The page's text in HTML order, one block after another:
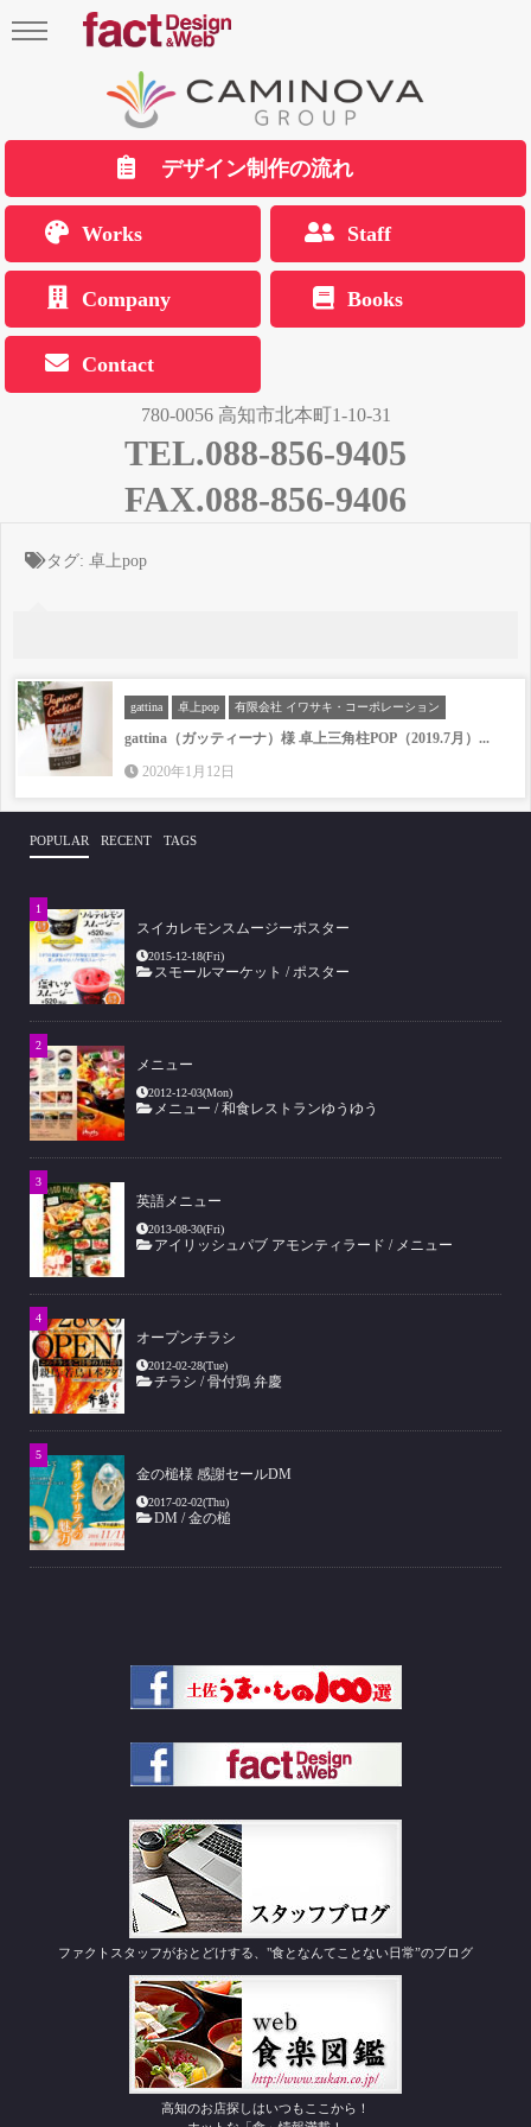
デザイン制作の流れ
Works Staff
Company Books
Contact
780-0056 高知市北本町1-10-31
TEL.088-856-9405
FAX.088-856-9406
タグ: 卓上pop
gattina 卓上pop 有限会社 イワサキ・コーポレーション
gattina（ガッティーナ）様 卓上三角柱POP（2019.7月）...
2020年1月12日
POPULAR RECENT TAGS
スイカレモンスムージーポスター
2015-12-18(Fri)
スモールマーケット /ポスター
メニュー
2012-12-03(Mon)
メニュー /和食レストランゆうゆう
英語メニュー
2013-08-30(Fri)
アイリッシュパブ アモンティラード / メニュー
オープンチラシ
2012-02-28(Tue)
チラシ /骨付鶏 弁慶
金の槌様 感謝セールDM
2017-02-02(Thu)
DM /金の槌
ファクトスタッフがおとどけする、"食となんてことない日常”のブログ
高知のお店探しはいつもここから！